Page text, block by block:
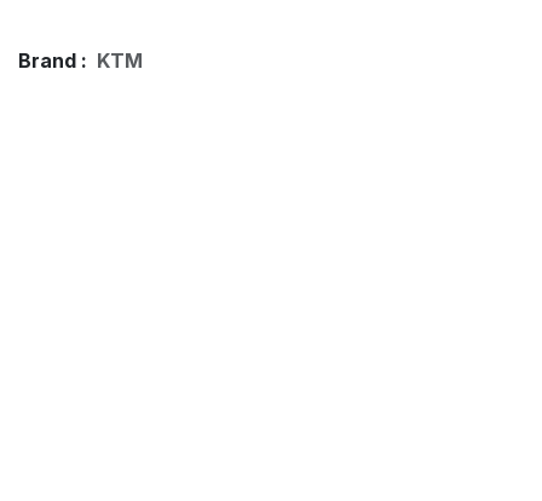
Brand : KTM